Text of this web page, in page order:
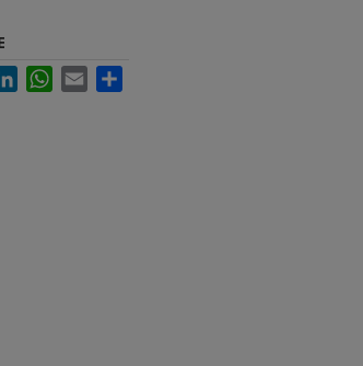
LinkedInWhatsApp
Email